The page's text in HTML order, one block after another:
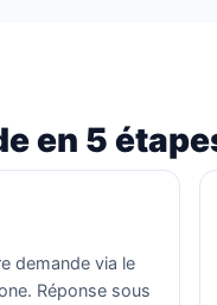
en 5
demande via le
Réponse sous